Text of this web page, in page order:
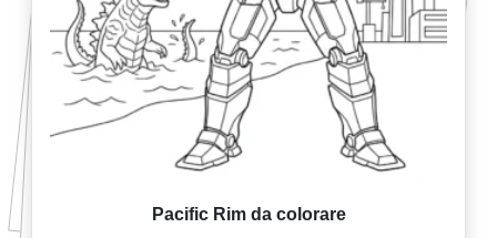
Pacific Rim da colorare